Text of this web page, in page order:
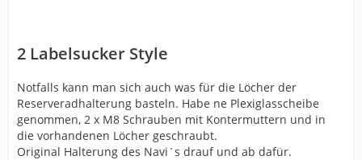
2 Labelsucker Style
Notfalls kann man sich auch was für die Löcher der
Reserveradhalterung basteln. Habe ne Plexiglasscheibe
genommen, 2 x M8 Schrauben mit Kontermuttern und in
die vorhandenen Löcher geschraubt.
Original Halterung des Navi´s drauf und ab dafür.